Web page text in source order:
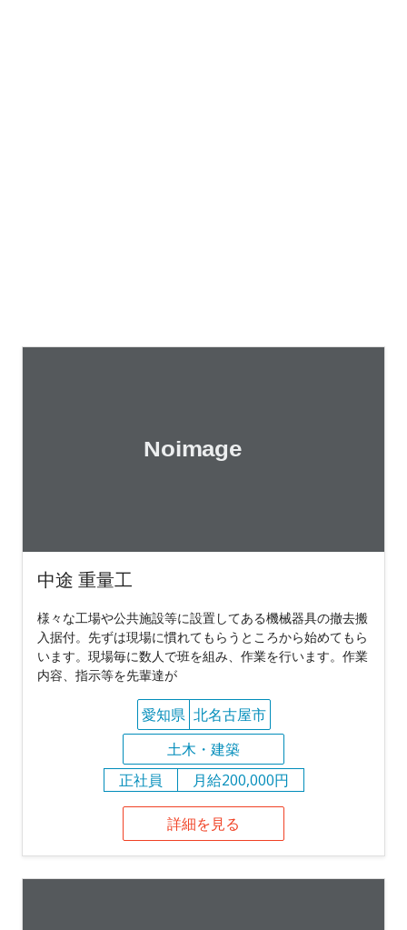
中途 重量工
様々な工場や公共施設等に設置してある機械器具の撤去搬
入据付。先ずは現場に慣れてもらうところから始めてもら
います。現場毎に数人で班を組み、作業を行います。作業
内容、指示等を先輩達が
愛知県 北名古屋市
土木・建築
正社員
月給200,000円
詳細を見る